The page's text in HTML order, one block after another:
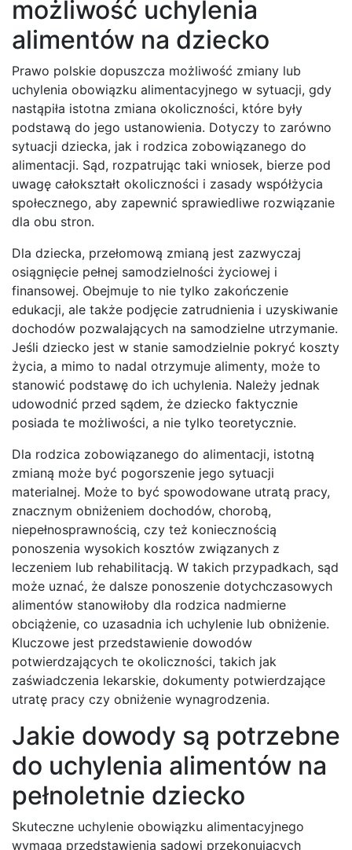
możliwość uchylenia
alimentów na dziecko
Prawo polskie dopuszcza możliwość zmiany lub
uchylenia obowiązku alimentacyjnego w sytuacji, gdy
nastąpiła istotna zmiana okoliczności, które były
podstawą do jego ustanowienia. Dotyczy to zarówno
sytuacji dziecka, jak i rodzica zobowiązanego do
alimentacji. Sąd, rozpatrując taki wniosek, bierze pod
uwagę całokształt okoliczności i zasady współżycia
społecznego, aby zapewnić sprawiedliwe rozwiązanie
dla obu stron.
Dla dziecka, przełomową zmianą jest zazwyczaj
osiągnięcie pełnej samodzielności życiowej i
finansowej. Obejmuje to nie tylko zakończenie
edukacji, ale także podjęcie zatrudnienia i uzyskiwanie
dochodów pozwalających na samodzielne utrzymanie.
Jeśli dziecko jest w stanie samodzielnie pokryć koszty
życia, a mimo to nadal otrzymuje alimenty, może to
stanowić podstawę do ich uchylenia. Należy jednak
udowodnić przed sądem, że dziecko faktycznie
posiada te możliwości, a nie tylko teoretycznie.
Dla rodzica zobowiązanego do alimentacji, istotną
zmianą może być pogorszenie jego sytuacji
materialnej. Może to być spowodowane utratą pracy,
znacznym obniżeniem dochodów, chorobą,
niepełnosprawnością, czy też koniecznością
ponoszenia wysokich kosztów związanych z
leczeniem lub rehabilitacją. W takich przypadkach, sąd
może uznać, że dalsze ponoszenie dotychczasowych
alimentów stanowiłoby dla rodzica nadmierne
obciążenie, co uzasadnia ich uchylenie lub obniżenie.
Kluczowe jest przedstawienie dowodów
potwierdzających te okoliczności, takich jak
zaświadczenia lekarskie, dokumenty potwierdzające
utratę pracy czy obniżenie wynagrodzenia.
Jakie dowody są potrzebne
do uchylenia alimentów na
pełnoletnie dziecko
Skuteczne uchylenie obowiązku alimentacyjnego
wymaga przedstawienia sądowi przekonujących